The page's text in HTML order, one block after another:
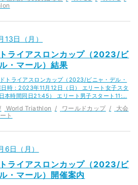
13日（月）
ライアスロンカップ（2023/ビ
・マール）結果
トライアスロンカップ（2023/ビニャ・デル・
時：2023年11月12日（日） エリート女子スタ
本時間同日21:45） エリート男子スタート11:…
World Triathlon ワールドカップ
大会
ト
6日（月）
ライアスロンカップ（2023/ビ
・マール）開催案内